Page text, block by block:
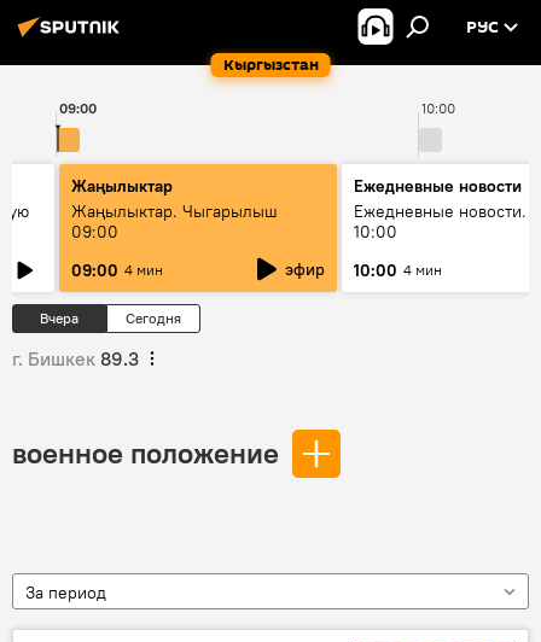
Кыргызстан
РУС
10:00
09:00
Жаңылыктар
Жаңылыктар. Чыгарылыш
09:00
09:00 4 мин эфир
Ежедневные новости
Ежедневные новости.
10:00
10:00 4 мин
Вчера Сегодня
г. Бишкек 89.3
военное положение
За период